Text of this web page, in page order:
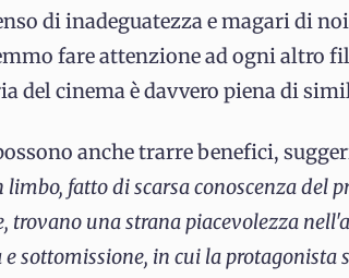
di inadeguatezza e magari di
fare attenzione ad ogni altro
del cinema è davvero piena di
anche trarre benefici,
fatto di scarsa conoscenza del
trovano una strana piacevolezza
sottomissione, in cui la protagonista